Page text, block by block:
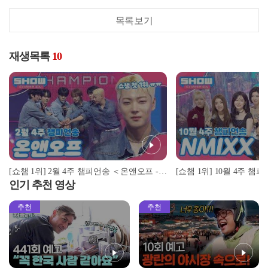
목록보기
재생목록 10
[쇼챔 1위] 2월 4주 챔피언송 ＜온앤오프 - The Stranger＞ 앵콜 Full ver. l Show Champion l EP.544 l 250226
인기 추천 영상
추천 추천